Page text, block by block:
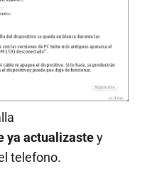
ya actualizastey
telefono.